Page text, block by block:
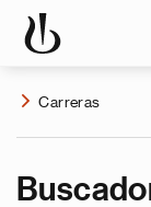
Carreras